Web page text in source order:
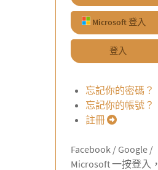
Microsoft 登入
登入
忘記你的密碼？
忘記你的帳號？
註冊
Facebook / Google /
Microsoft 一按登入，